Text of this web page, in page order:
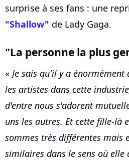
surprise à ses fans : une
"Shallow" de Lady Gaga.
"La personne la plus
« Je sais qu'il y a
les artistes dans cette
d'entre nous s'adorent
uns les autres. Et cette fille-là
sommes très différentes mais
similaires dans le sens où